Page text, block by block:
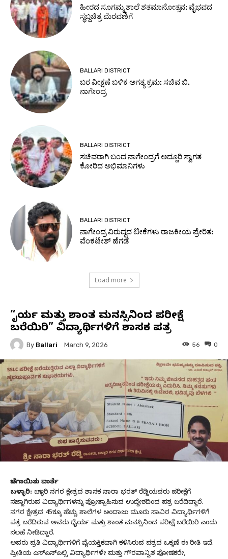
ಹೀರದ ಸೂಗಮ್ಮ ಶಾಲೆ ಶತಮಾನೋತ್ಸವ: ವೈಭವದ
ಸ್ಥಬ್ದಚಿತ್ರ ಮೆರವಣಿಗೆ
BALLARI DISTRICT
ಬರ ವೀಕ್ಷಣೆ ಬಳಿಕ ಅಗತ್ಯ ಕ್ರಮ: ಸಚಿವ ಬಿ.
ನಾಗೇಂದ್ರ
BALLARI DISTRICT
ಸಚಿವರಾಗಿ ಬಂದ ನಾಗೇಂದ್ರಗೆ ಅದ್ದೂರಿ ಸ್ವಾಗತ
ಕೋರಿದ ಅಭಿಮಾನಿಗಳು
BALLARI DISTRICT
ನಾಗೇಂದ್ರ ವಿರುದ್ಧದ ಟೀಕೆಗಳು ರಾಜಕೀಯ ಪ್ರೇರಿತ:
ವೆಂಕಟೇಶ್ ಹೆಗಡೆ
Load more